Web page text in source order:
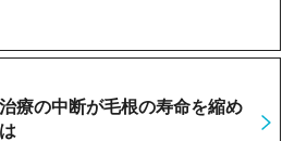
療の中断が毛根の寿命を縮め